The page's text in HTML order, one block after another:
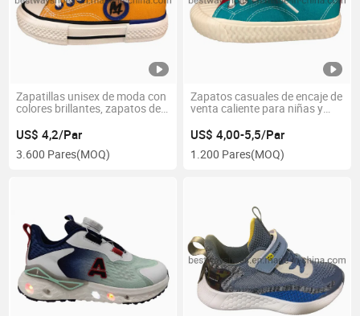
Zapatillas unisex de moda con
colores brillantes, zapatos de
US$ 4,2/Par
3.600 Pares(MOQ)
Zapatos casuales de encaje de
venta caliente para niñas y
US$ 4,00-5,5/Par
1.200 Pares(MOQ)